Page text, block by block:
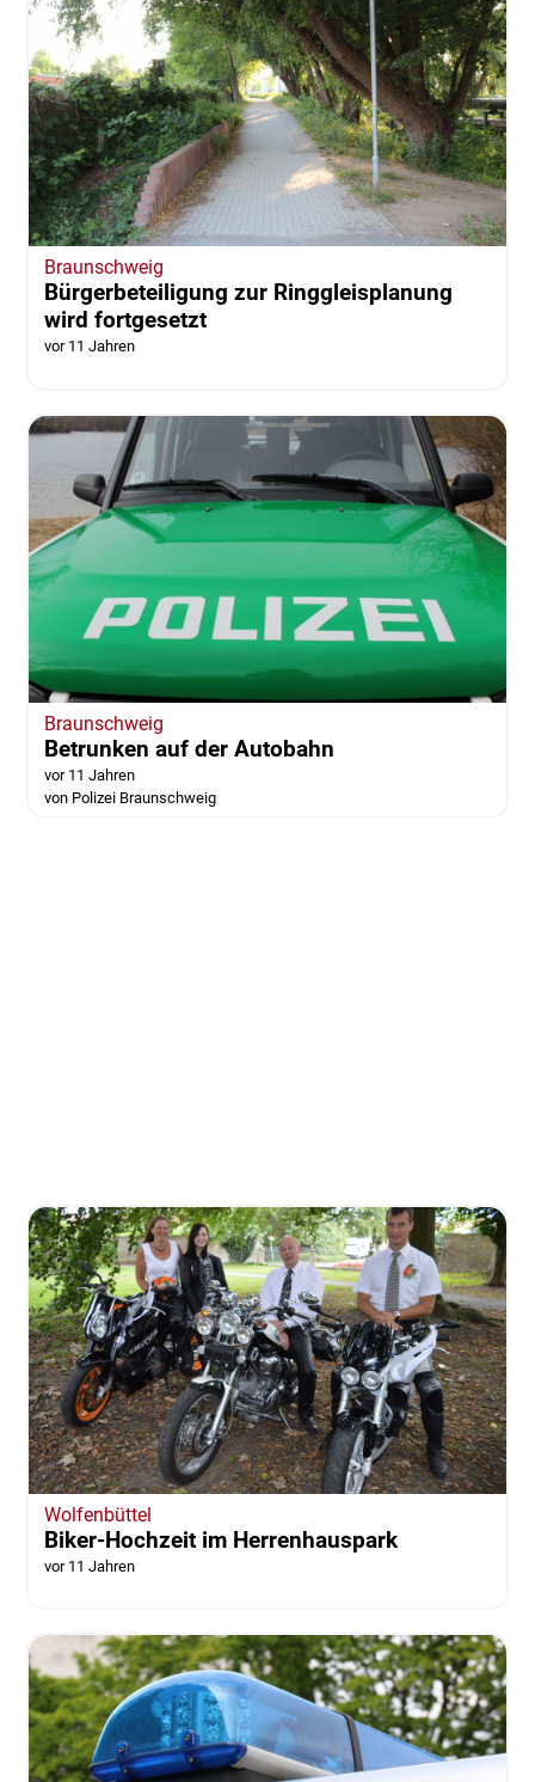
Braunschweig
Bürgerbeteiligung zur Ringgleisplanung
wird fortgesetzt
vor 11 Jahren
Braunschweig
Betrunken auf der Autobahn
vor 11 Jahren
von Polizei Braunschweig
Wolfenbüttel
Biker-Hochzeit im Herrenhauspark
vor 11 Jahren